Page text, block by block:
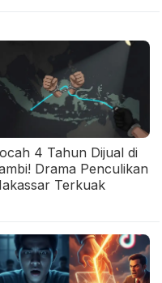
4 Tahun Dijual di
Drama Penculikan
Terkuak